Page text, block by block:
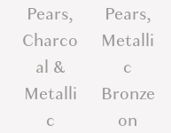
Pears,
Charco
al &
Metalli
c
Pears,
Metalli
c
Bronze
on